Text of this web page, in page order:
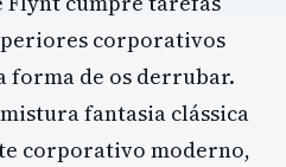
corporativos
forma de os derrubar.
fantasia clássica
corporativo moderno,